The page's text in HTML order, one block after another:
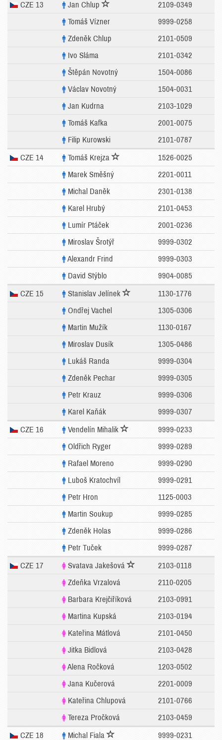
CZE 13 Jan Chlup
2109-0349
Tomáš Vízner
9999-0258
Zdeněk Chlup
2101-0509
Ivo Sláma
2101-0342
Štěpán Novotný
1504-0086
Václav Novotný
1504-0031
Jan Kudrna
2103-1029
Tomáš Kafka
2001-0075
Filip Kurowski
2101-0787
CZE 14 Tomáš Krejza
1526-0025
Marek Směšný
2201-0011
Michal Daněk
2301-0138
Karel Hrubý
2101-0453
Lumír Ptáček
2001-0236
Miroslav Šrotýř
9999-0302
Alexandr Frind
9999-0303
David Stýblo
9904-0085
CZE 15 Stanislav Jelínek
1130-1776
Ondřej Vachel
1305-0306
Martin Mužík
1130-0167
Miroslav Dusík
1305-0486
Lukáš Randa
9999-0304
Zdeněk Pechar
9999-0305
Petr Krauz
9999-0306
Karel Kaňák
9999-0307
CZE 16 Vendelín Mihalik
9999-0233
Oldřich Ryger
9999-0289
Rafael Moreno
9999-0290
Luboš Kratochvíl
9999-0291
Petr Hron
1125-0003
Martin Soukup
9999-0285
Zdeněk Holas
9999-0286
Petr Tuček
9999-0287
CZE 17 Svatava Jakešová
2103-0118
Zdeňka Vrzalová
2110-0205
Barbara Krejčiříková
2103-0991
Martina Kupská
2103-0194
Kateřina Mátlová
2101-0450
Jitka Bidlová
2103-0428
Alena Ročková
1203-0502
Jana Kučerová
2201-0009
Kateřina Chlupová
2101-0766
Tereza Pročková
2103-0459
CZE 18 Michal Fiala
9999-0231